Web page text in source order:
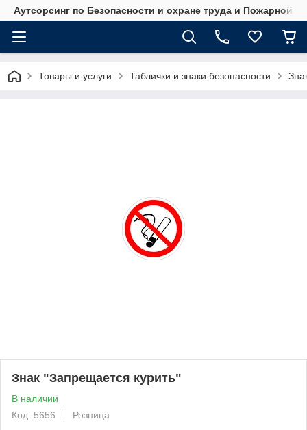
Аутсорсинг по Безопасности и охране труда и Пожарной
Товары и услуги Таблички и знаки безопасности
Знак "Запрещается курить"
В наличии
Код: 5656
Розница